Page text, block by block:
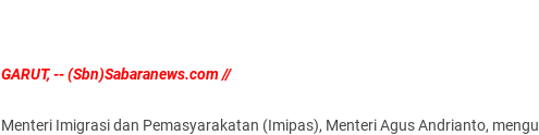
GARUT, -- (Sbn)Sabaranews.com //
Menteri Imigrasi dan Pemasyarakatan (Imipas), Menteri Agus Andrianto,